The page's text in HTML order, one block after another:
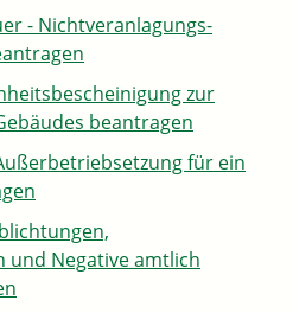
- Nichtveranlagungs-
zur
beantragen
für ein
und Negative amtlich